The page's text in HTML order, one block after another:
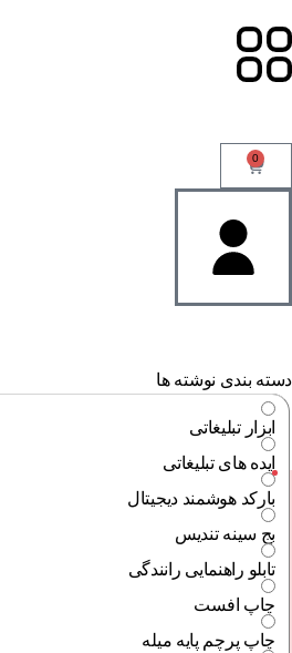
0
بندی نوشته ها
ابزار تبلیغاتی
ایده های تبلیغاتی
بارکد هوشمند دیجیتال
بج سینه تندیس
تابلو راهنمایی رانندگی
چاپ افست
چاپ پرچم پایه میله